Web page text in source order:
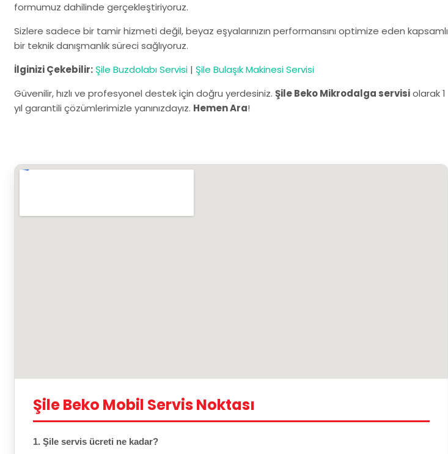
formumuz dahilinde gerçekleştiriyoruz.
Sizlere sadece bir tamir hizmeti değil, beyaz eşyalarınızın performansını optimize eden kapsamlı
bir teknik danışmanlık süreci sağlıyoruz.
İlginizi Çekebilir: Şile Buzdolabı Servisi | Şile Bulaşık Makinesi Servisi
Güvenilir, hızlı ve profesyonel destek için doğru yerdesiniz. Şile Beko Mikrodalga servisiolarak 1
yıl garantili çözümlerimizle yanınızdayız. Hemen Ara!
Şile Beko Mobil Servis Noktası
1. Şile servis ücreti ne kadar?